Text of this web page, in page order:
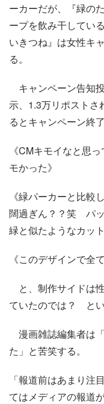
ーカーだが、『緑の
ープを飲み干してい
いきつね』は女性キ
る。
キャンペーン告知
示、1.3万リポストさ
るとキャンペーン終
《CMキモイなと思
モかった》
《緑パーカーと比較
闊過ぎん？？笑 パ
緑と似たようなカッ
《このデザインで全
と、制作サイドは
ていたのでは？ とい
漫画雑誌編集者は
た」と苦笑する。
「報道前はあまり注
てはメディアの報道